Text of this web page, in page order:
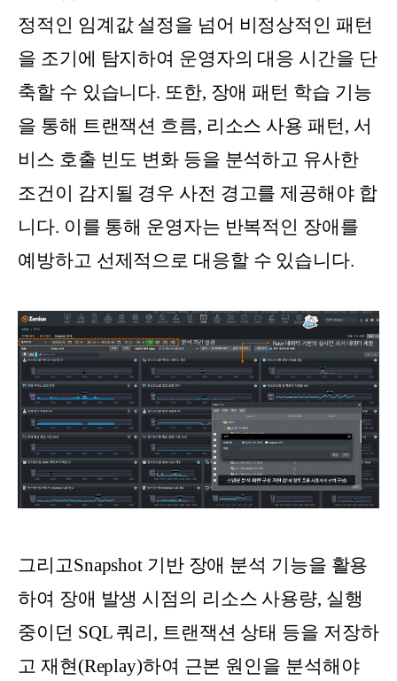
정적인 임계값 설정을 넘어 비정상적인 패턴
을 조기에 탐지하여 운영자의 대응 시간을 단
축할 수 있습니다. 또한, 장애 패턴 학습 기능
을 통해 트랜잭션 흐름, 리소스 사용 패턴, 서
비스 호출 빈도 변화 등을 분석하고 유사한
조건이 감지될 경우 사전 경고를 제공해야 합
니다. 이를 통해 운영자는 반복적인 장애를
예방하고 선제적으로 대응할 수 있습니다.
그리고Snapshot 기반 장애 분석 기능을 활용
하여 장애 발생 시점의 리소스 사용량, 실행
중이던 SQL 쿼리, 트랜잭션 상태 등을 저장하
고 재현(Replay)하여 근본 원인을 분석해야